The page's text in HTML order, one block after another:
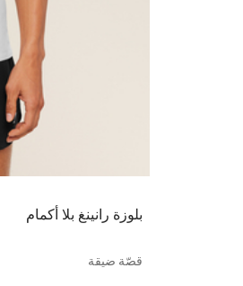
بلوزة رانينغ بلا أكمام
قصّة ضيقة